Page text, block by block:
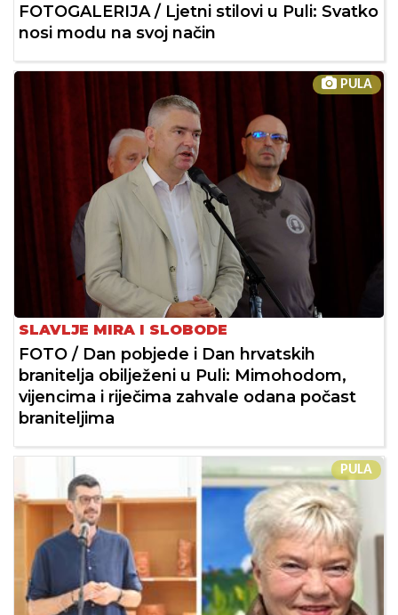
FOTOGALERIJA / Ljetni stilovi u Puli: Svatko
nosi modu na svoj način
PULA
SLAVLJE MIRA I SLOBODE
FOTO / Dan pobjede i Dan hrvatskih
branitelja obilježeni u Puli: Mimohodom,
vijencima i riječima zahvale odana počast
braniteljima
PULA